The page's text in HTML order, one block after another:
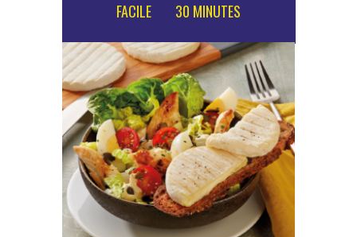
FACILE 30 MINUTES